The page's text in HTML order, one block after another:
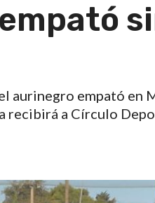
aurinegro empató en
recibirá a Círculo